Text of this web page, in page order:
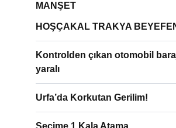
MANŞET
HOŞÇAKAL TRAKYA
Kontrolden çıkan otomobil
yaralı
Urfa’da Korkutan Gerilim!
Seçime 1 Kala Atama